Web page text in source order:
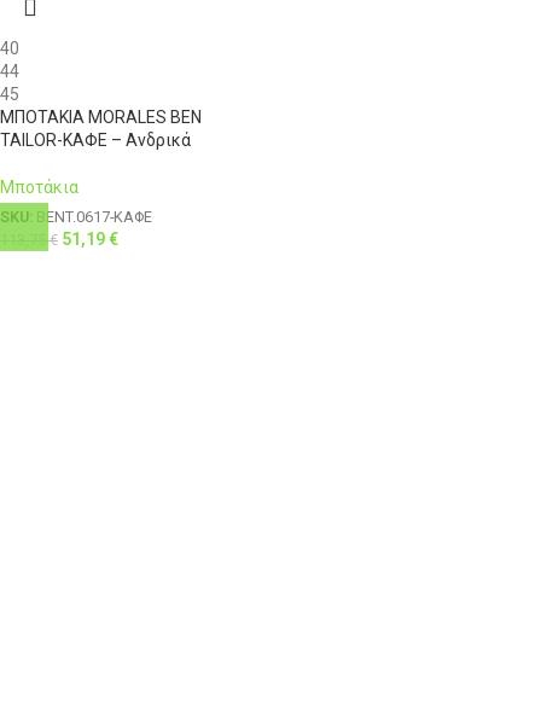
40
44
45
ΜΠΟΤΑΚΙΑ MORALES BEN
TAILOR-ΚΑΦΕ – Ανδρικά
Μποτάκια
SKU: BENT.0617-ΚΑΦΕ
113,75€ 51,19€